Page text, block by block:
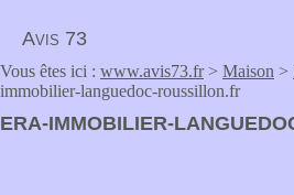
Avis 73
Vous êtes ici : www.avis73.fr> Maison >
immobilier-languedoc-roussillon.fr
ERA-IMMOBILIER-